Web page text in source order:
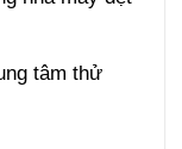
tâm thử